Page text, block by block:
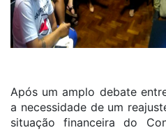
Após um amplo debate
a necessidade de um
situação financeira do